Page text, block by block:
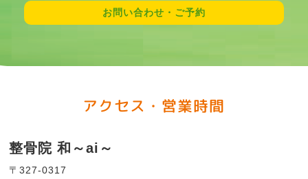
お問い合わせ・ご予約
アクセス・営業時間
整骨院 和～ai～
〒327-0317